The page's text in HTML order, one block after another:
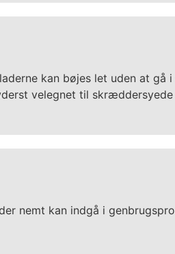
kan bøjes let uden at gå
velegnet til skræddersyede
nemt kan indgå i